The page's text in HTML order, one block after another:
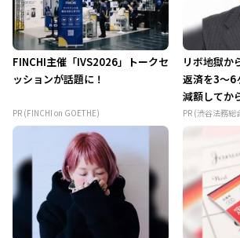
FINCHI主催「IVS2026」トークセ
ッションが話題に！
PR (FINCHI on GOETHE)
リボ地獄か
返済を3～6
減額してか
PR (渋谷法務総